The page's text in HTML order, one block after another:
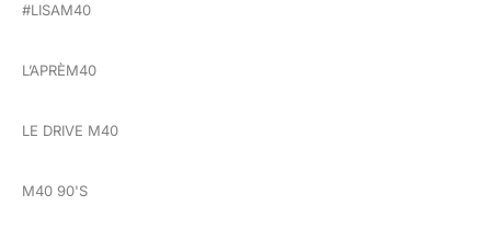
#LISAM40
L’APRÈM40
LE DRIVE M40
M40 90'S